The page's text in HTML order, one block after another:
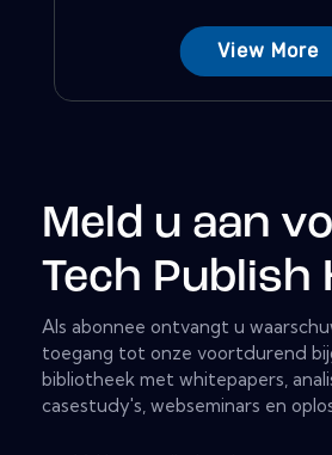
View More
Meld u aan
Tech Publish
Als abonnee ontvangt u
toegang tot onze voortdurend
bibliotheek met whitepapers,
casestudy's, webseminars en